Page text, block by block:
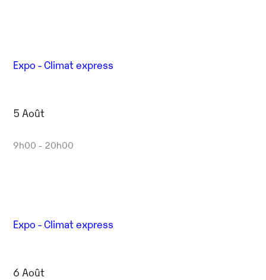
Expo - Climat express
5 Août
9h00 - 20h00
Expo - Climat express
6 Août